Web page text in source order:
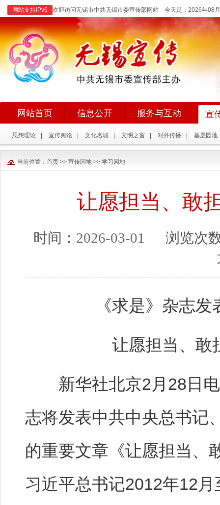
网站支持IPv6 欢迎访问无锡市中共无锡市委宣传部网站 今天是： 2026年08
网站首页 信息公开 服务与互动 宣
思想理论 宣传舆论 文化名城 文明之窗 对外传播 基层园地
当前位置： 首页 >> 宣传园地 >> 学习园地
让愿担当、敢
时间： 2026-03-01
浏览次
《求是》杂志
让愿担当、敢
新华社北京2月28日电
志将发表中共中央总书记
的重要文章《让愿担当、
习近平总书记2012年12